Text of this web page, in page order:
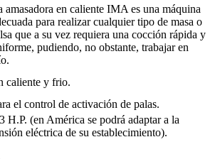
amasadora en caliente IMA es una máquina
para realizar cualquier tipo de masa o
que a su vez requiera una cocción rápida y
pudiendo, no obstante, trabajar en
caliente y frio.
el control de activación de palas.
H.P. (en América se podrá adaptar a la
eléctrica de su establecimiento).